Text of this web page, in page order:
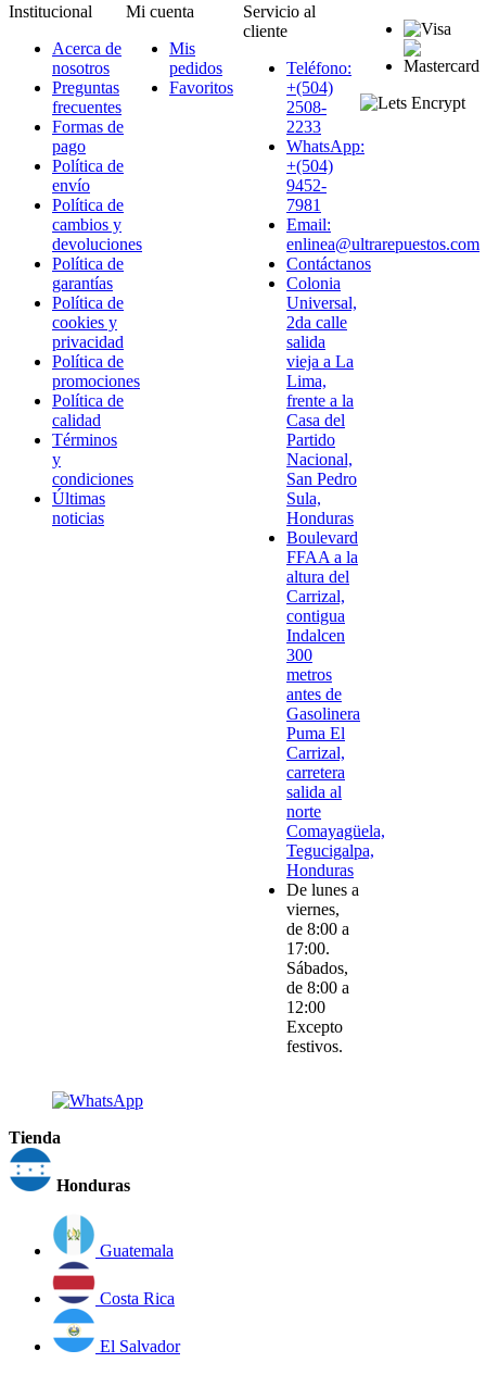
Institucional
Acerca de
nosotros
Preguntas
frecuentes
Formas de
pago
Política de
envío
Política de
cambios y
devoluciones
Política de
garantías
Política de
cookies y
privacidad
Política de
promociones
Política de
calidad
Términos
y
condiciones
Últimas
noticias
Mi cuenta
Mis
pedidos
Favoritos
Servicio al
cliente
Teléfono:
+(504)
2508-
2233
WhatsApp:
+(504)
9452-
7981
Email:
enlinea@ultrarepuestos.com
Contáctanos
Colonia
Universal,
2da calle
salida
vieja a La
Lima,
frente a la
Casa del
Partido
Nacional,
San Pedro
Sula,
Honduras
Boulevard
FFAA a la
altura del
Carrizal,
contigua
Indalcen
300
metros
antes de
Gasolinera
Puma El
Carrizal,
carretera
salida al
norte
Comayagüela,
Tegucigalpa,
Honduras
De lunes a
viernes,
de 8:00 a
17:00.
Sábados,
de 8:00 a
12:00
Excepto
festivos.
Tienda
Honduras
Guatemala
Costa Rica
El Salvador